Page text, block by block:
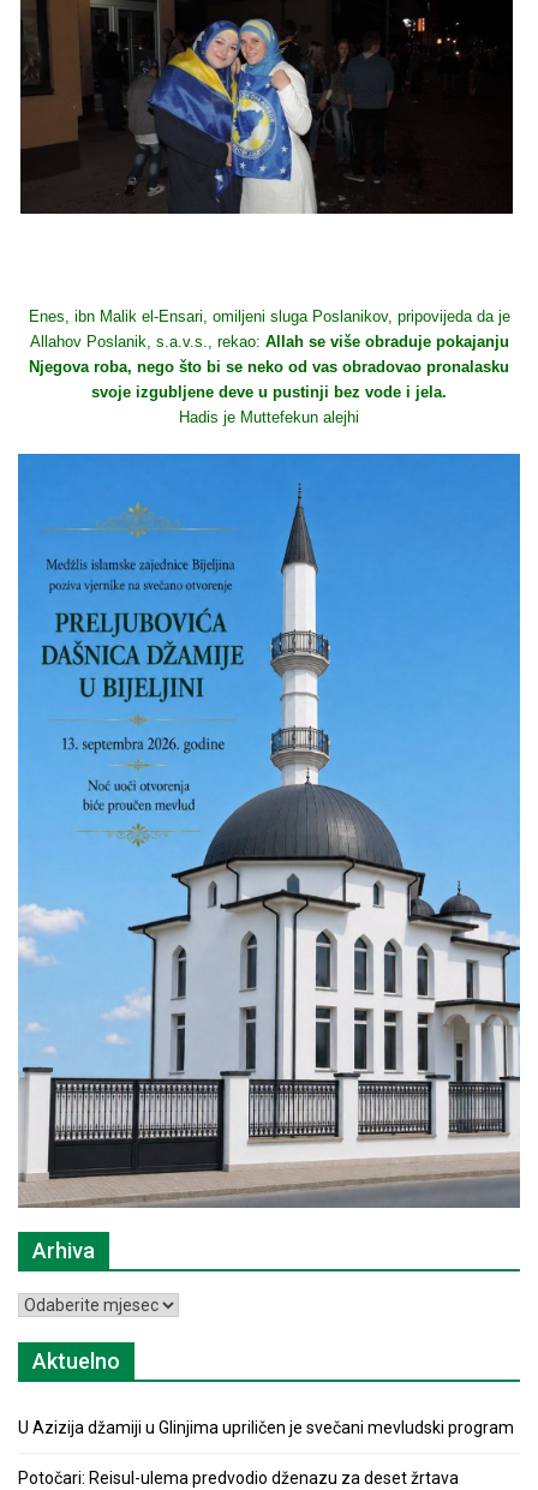
Enes, ibn Malik el-Ensari, omiljeni sluga Poslanikov, pripovijeda da je
Allahov Poslanik, s.a.v.s., rekao: Allah se više obraduje pokajanju
Njegova roba, nego što bi se neko od vas obradovao pronalasku
svoje izgubljene deve u pustinji bez vode i jela.
Hadis je Muttefekun alejhi
Arhiva
Arhiva
Aktuelno
U Azizija džamiji u Glinjima upriličen je svečani mevludski program
Potočari: Reisul-ulema predvodio dženazu za deset žrtava